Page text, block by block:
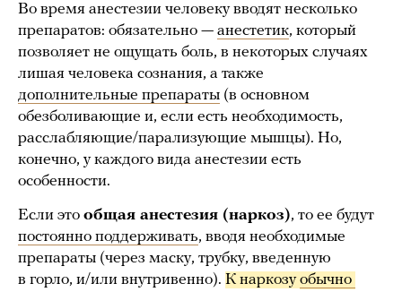
Во время анестезии человеку вводят несколько
препаратов: обязательно — анестетик, который
позволяет не ощущать боль, в некоторых случаях
лишая человека сознания, а также
дополнительные препараты (в основном
обезболивающие и, если есть необходимость,
расслабляющие/парализующие мышцы). Но,
конечно, у каждого вида анестезии есть
особенности.
Если это общая анестезия (наркоз), то ее будут
постоянно поддерживать, вводя необходимые
препараты (через маску, трубку, введенную
в горло, и/или внутривенно). К наркозу обычно